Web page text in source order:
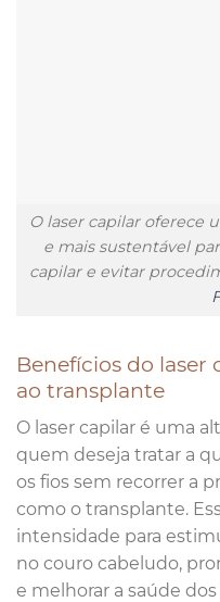
O laser capilar oferece
e mais sustentável
capilar e evitar
Benefícios do
ao transplante
O laser capilar é uma
quem deseja tratar a
os fios sem recorrer a
como o transplante.
intensidade para
no couro cabeludo,
e melhorar a saúde dos